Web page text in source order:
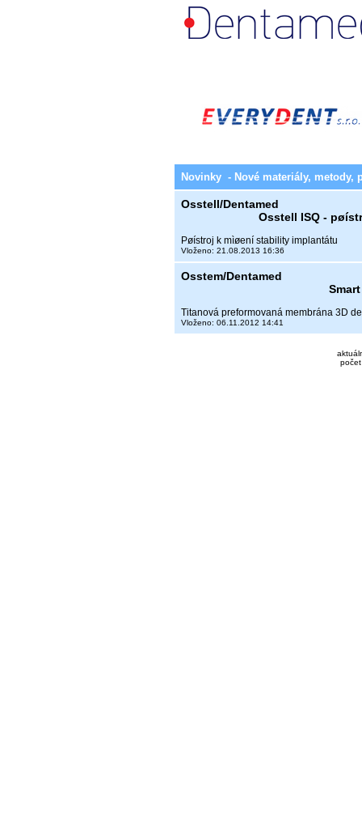
Novinky - Nové materiály, metody,
Osstell/Dentamed
Osstell ISQ -
Pøístroj k mìøení stability implantátu
Vloženo: 21.08.2013 16:36
Osstem/Dentamed
Titanová preformovaná membrána 3D
Vloženo: 06.11.2012 14:41